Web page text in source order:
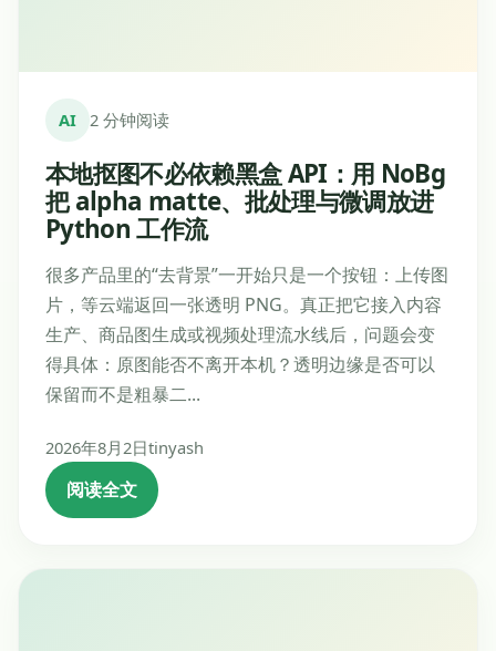
AI 2 分钟阅读
本地抠图不必依赖黑盒 API：用 NoBg
把 alpha matte、批处理与微调放进
Python 工作流
很多产品里的“去背景”一开始只是一个按钮：上传图
片，等云端返回一张透明 PNG。真正把它接入内容
生产、商品图生成或视频处理流水线后，问题会变
得具体：原图能否不离开本机？透明边缘是否可以
保留而不是粗暴二...
2026年8月2日tinyash
阅读全文